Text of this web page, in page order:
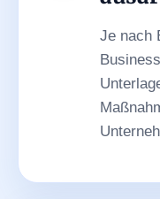
Je nach